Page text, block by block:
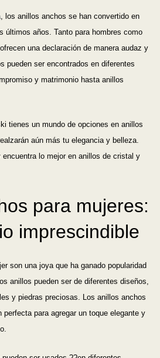
, los anillos anchos se han convertido en
últimos años. Tanto para hombres como
una declaración de manera audaz y
pueden ser encontrados en diferentes
y matrimonio hasta anillos
tienes un mundo de opciones en anillos
aún más tu elegancia y belleza.
lo mejor en anillos de cristal y
para mujeres:
imprescindible
son una joya que ha ganado popularidad
anillos pueden ser de diferentes diseños,
y piedras preciosas. Los anillos anchos
perfecta para agregar un toque elegante y